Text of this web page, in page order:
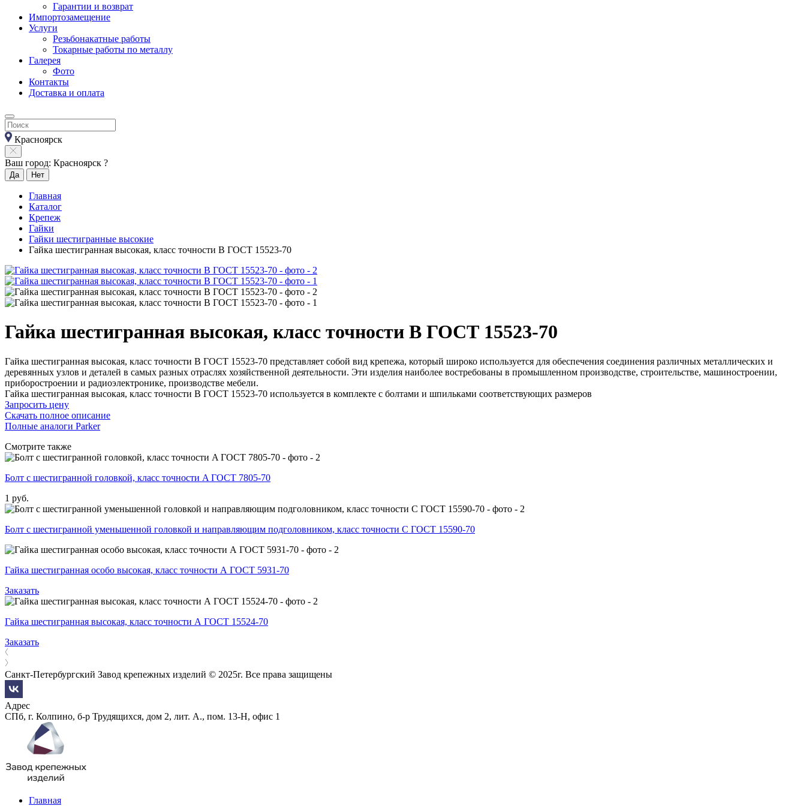
Гарантии и возврат
Импортозамещение
Услуги
Резьбонакатные работы
Токарные работы по металлу
Галерея
Фото
Контакты
Доставка и оплата
Красноярск
Ваш город: Красноярск ?
Да Нет
Главная
Каталог
Крепеж
Гайки
Гайки шестигранные высокие
Гайка шестигранная высокая, класс точности В ГОСТ 15523-70
Гайка шестигранная высокая, класс точности В ГОСТ 15523-70
Гайка шестигранная высокая, класс точности В ГОСТ 15523-70 представляет собой вид крепежа, который широко используется для обеспечения соединения различных металлических и
деревянных узлов и деталей в самых разных отраслях хозяйственной деятельности. Эти изделия наиболее востребованы в промышленном производстве, строительстве, машиностроении,
приборостроении и радиоэлектронике, производстве мебели.
Гайка шестигранная высокая, класс точности В ГОСТ 15523-70 используется в комплекте с болтами и шпильками соответствующих размеров
Запросить цену
Скачать полное описание
Полные аналоги Parker
Смотрите также
Болт с шестигранной головкой, класс точности A ГОСТ 7805-70
1 pуб.
Болт с шестигранной уменьшенной головкой и направляющим подголовником, класс точности С ГОСТ 15590-70
Гайка шестигранная особо высокая, класс точности А ГОСТ 5931-70
Заказать
Гайка шестигранная высокая, класс точности А ГОСТ 15524-70
Заказать
Санкт-Петербургский Завод крепежных изделий © 2025г. Все права защищены
Адрес
СПб, г. Колпино, б-р Трудящихся, дом 2, лит. А., пом. 13-Н, офис 1
Главная